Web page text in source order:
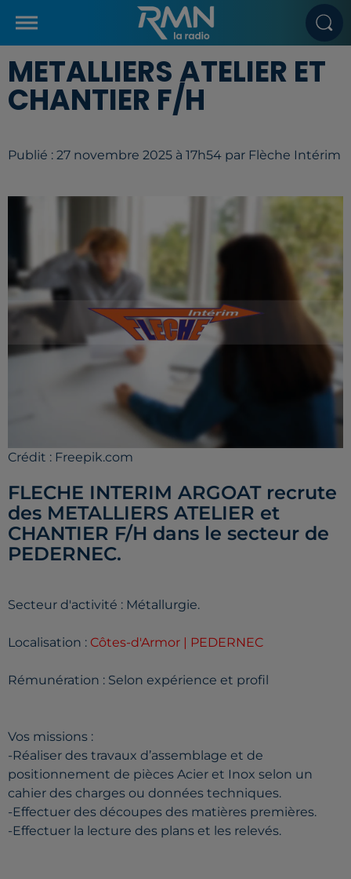
METALLIERS ATELIER ET
CHANTIER F/H
Publié : 27 novembre 2025 à 17h54 par Flèche Intérim
Crédit : Freepik.com
FLECHE INTERIM ARGOAT recrute
des METALLIERS ATELIER et
CHANTIER F/H dans le secteur de
PEDERNEC.
Secteur d'activité : Métallurgie.
Localisation : Côtes-d'Armor | PEDERNEC
Rémunération : Selon expérience et profil
Vos missions :
-Réaliser des travaux d’assemblage et de
positionnement de pièces Acier et Inox selon un
cahier des charges ou données techniques.
-Effectuer des découpes des matières premières.
-Effectuer la lecture des plans et les relevés.